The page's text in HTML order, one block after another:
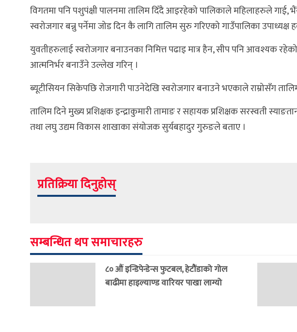
विगतमा पनि पशुपंक्षी पालनमा तालिम दिँदै आइरहेको पालिकाले महिलाहरुले गाई,
स्वरोजगार बन्नु पर्नेमा जोड दिन कै लागि तालिम सुरु गरिएको गाउँपालिका उपाध्यक्ष
युवतीहरुलाई स्वरोजगार बनाउनका निमित्त पढाइ मात्र हैन, सीप पनि आवश्यक
आत्मनिर्भर बनाउँने उल्लेख गरिन् ।
ब्यूटीसियन सिकेपछि रोजगारी पाउनेदेखि स्वरोजगार बनाउने भएकाले राम्रोसँग
तालिम दिने मुख्य प्रशिक्षक इन्द्राकुमारी तामाङ र सहायक प्रशिक्षक सरस्वती
तथा लघु उद्यम विकास शाखाका संयोजक सुर्यबहादुर गुरुङले बताए ।
प्रतिक्रिया दिनुहोस्
सम्बन्धित थप समाचारहरु
८० औं इन्डिपेन्डेन्स फुटबल, हेटौंडाको गोल
बाढीमा हाइल्याण्ड वारियर पाखा लाग्यो